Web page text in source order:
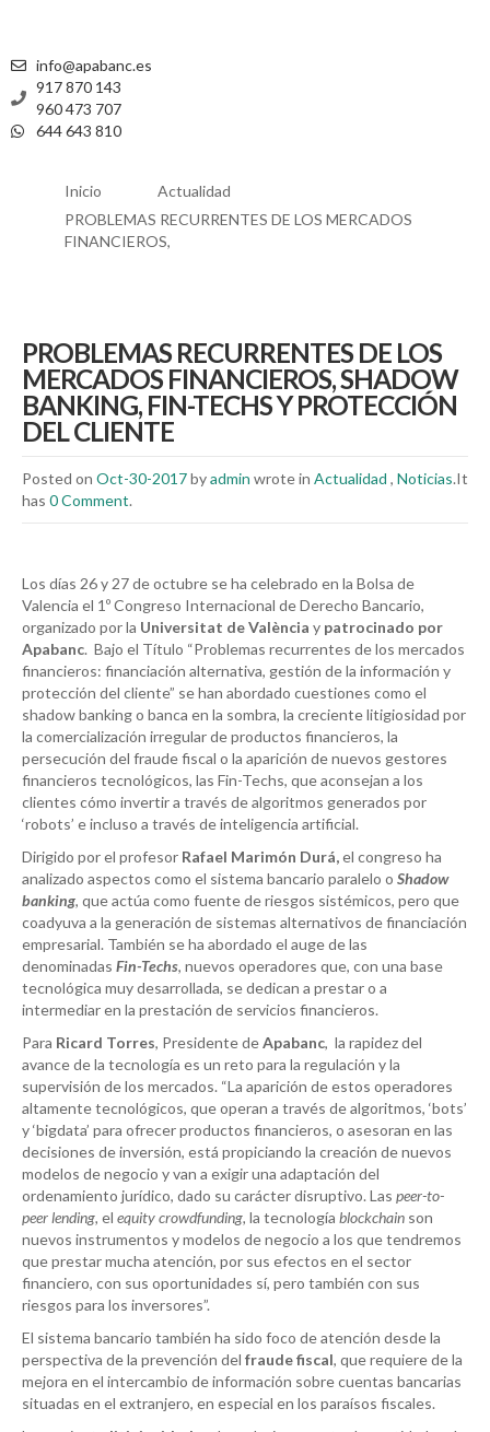
info@apabanc.es
917 870 143
960 473 707
644 643 810
Inicio
Actualidad
PROBLEMAS RECURRENTES DE LOS MERCADOS
FINANCIEROS,
PROBLEMAS RECURRENTES DE LOS
MERCADOS FINANCIEROS, SHADOW
BANKING, FIN-TECHS Y PROTECCIÓN
DEL CLIENTE
Posted on Oct-30-2017byadmin wrote in Actualidad , Noticias.It
has 0 Comment.
Los días 26 y 27 de octubre se ha celebrado en la Bolsa de
Valencia el 1º Congreso Internacional de Derecho Bancario,
organizado por la Universitat de València y patrocinado por
Apabanc. Bajo el Título “Problemas recurrentes de los mercados
financieros: financiación alternativa, gestión de la información y
protección del cliente” se han abordado cuestiones como el
shadow banking o banca en la sombra, la creciente litigiosidad por
la comercialización irregular de productos financieros, la
persecución del fraude fiscal o la aparición de nuevos gestores
financieros tecnológicos, las Fin-Techs, que aconsejan a los
clientes cómo invertir a través de algoritmos generados por
‘robots’ e incluso a través de inteligencia artificial.
Dirigido por el profesor Rafael Marimón Durá,el congreso ha
analizado aspectos como el sistema bancario paralelo o Shadow
banking, que actúa como fuente de riesgos sistémicos, pero que
coadyuva a la generación de sistemas alternativos de financiación
empresarial. También se ha abordado el auge de las
denominadas Fin-Techs, nuevos operadores que, con una base
tecnológica muy desarrollada, se dedican a prestar o a
intermediar en la prestación de servicios financieros.
Para Ricard Torres, Presidente deApabanc, la rapidez del
avance de la tecnología es un reto para la regulación y la
supervisión de los mercados. “La aparición de estos operadores
altamente tecnológicos, que operan a través de algoritmos, ‘bots’
y ‘bigdata’ para ofrecer productos financieros, o asesoran en las
decisiones de inversión, está propiciando la creación de nuevos
modelos de negocio y van a exigir una adaptación del
ordenamiento jurídico, dado su carácter disruptivo. Las peer-to-
peerlending, el equity crowdfunding, la tecnología blockchain son
nuevos instrumentos y modelos de negocio a los que tendremos
que prestar mucha atención, por sus efectos en el sector
financiero, con sus oportunidades sí, pero también con sus
riesgos para los inversores”.
El sistema bancario también ha sido foco de atención desde la
perspectiva de la prevención del fraude fiscal, que requiere de la
mejora en el intercambio de información sobre cuentas bancarias
situadas en el extranjero, en especial en los paraísos fiscales.